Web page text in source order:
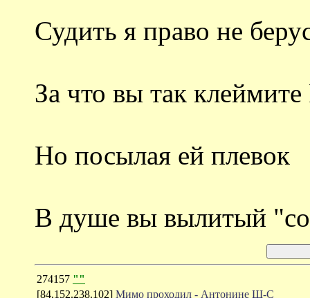
Судить я право не
За что вы так клеймите
Но посылая ей плевок
В душе вы вылитый
274157 ""
[84.152.238.102] Мимо проходил - Антонине Ш-С